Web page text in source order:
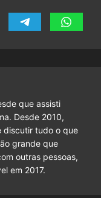
que assisti
Desde 2010,
discutir tudo o que
grande que
outras pessoas,
em 2017.